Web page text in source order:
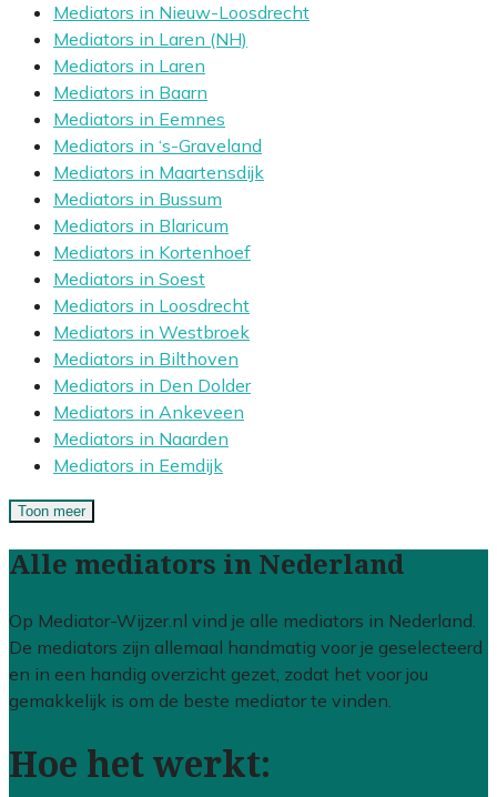
Mediators in Nieuw-Loosdrecht
Mediators in Laren (NH)
Mediators in Laren
Mediators in Baarn
Mediators in Eemnes
Mediators in ‘s-Graveland
Mediators in Maartensdijk
Mediators in Bussum
Mediators in Blaricum
Mediators in Kortenhoef
Mediators in Soest
Mediators in Loosdrecht
Mediators in Westbroek
Mediators in Bilthoven
Mediators in Den Dolder
Mediators in Ankeveen
Mediators in Naarden
Mediators in Eemdijk
Toon meer
Alle mediators in Nederland
Op Mediator-Wijzer.nl vind je alle mediators in Nederland.
De mediators zijn allemaal handmatig voor je geselecteerd
en in een handig overzicht gezet, zodat het voor jou
gemakkelijk is om de beste mediator te vinden.
Hoe het werkt: